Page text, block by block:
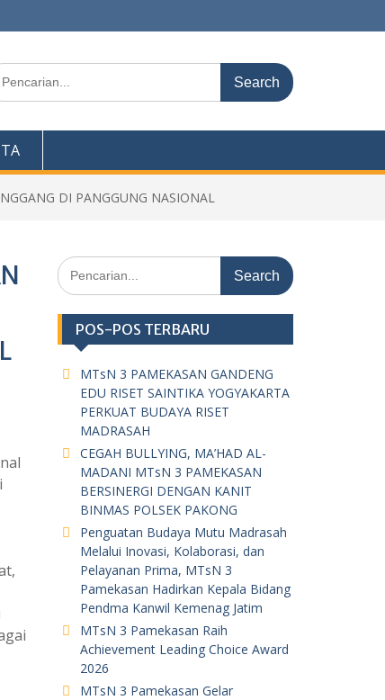
DI PANGGUNG NASIONAL
Search
for:
POS-POS TERBARU
MTsN 3 PAMEKASAN GANDENG
EDU RISET SAINTIKA YOGYAKARTA
PERKUAT BUDAYA RISET
MADRASAH
CEGAH BULLYING, MA’HAD AL-
MADANI MTsN 3 PAMEKASAN
BERSINERGI DENGAN KANIT
BINMAS POLSEK PAKONG
Penguatan Budaya Mutu Madrasah
Melalui Inovasi, Kolaborasi, dan
Pelayanan Prima, MTsN 3
Pamekasan Hadirkan Kepala Bidang
Pendma Kanwil Kemenag Jatim
MTsN 3 Pamekasan Raih
Achievement Leading Choice Award
2026
MTsN 3 Pamekasan Gelar